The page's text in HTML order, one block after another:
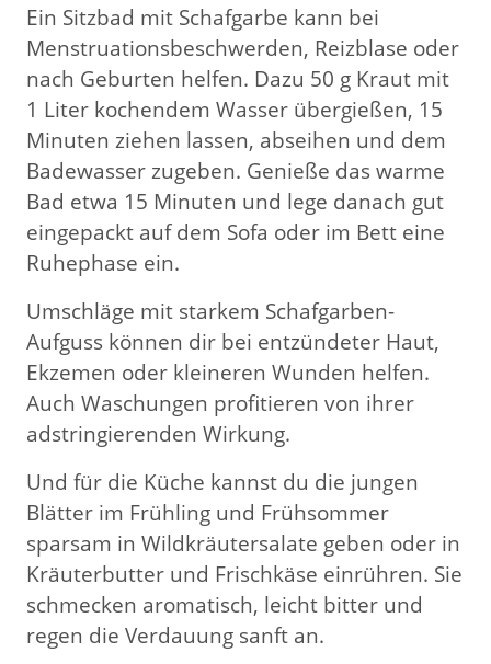
Ein Sitzbad mit Schafgarbe kann bei
Menstruationsbeschwerden, Reizblase oder
nach Geburten helfen. Dazu 50 g Kraut mit
1 Liter kochendem Wasser übergießen, 15
Minuten ziehen lassen, abseihen und dem
Badewasser zugeben. Genieße das warme
Bad etwa 15 Minuten und lege danach gut
eingepackt auf dem Sofa oder im Bett eine
Ruhephase ein.
Umschläge mit starkem Schafgarben-
Aufguss können dir bei entzündeter Haut,
Ekzemen oder kleineren Wunden helfen.
Auch Waschungen profitieren von ihrer
adstringierenden Wirkung.
Und für die Küche kannst du die jungen
Blätter im Frühling und Frühsommer
sparsam in Wildkräutersalate geben oder in
Kräuterbutter und Frischkäse einrühren. Sie
schmecken aromatisch, leicht bitter und
regen die Verdauung sanft an.